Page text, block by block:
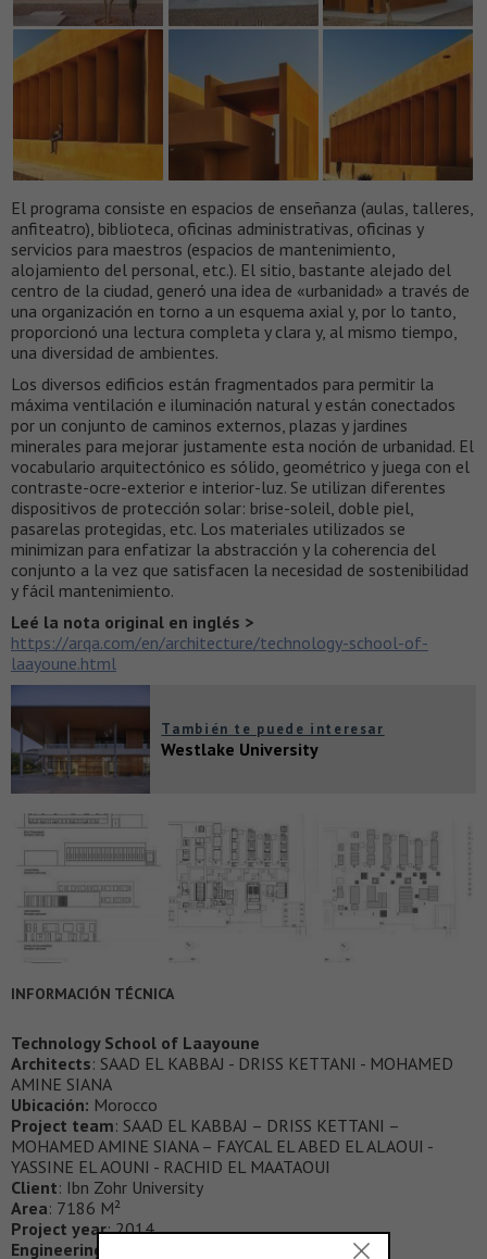
El programa consiste en espacios de enseñanza (aulas, talleres,
anfiteatro), biblioteca, oficinas administrativas, oficinas y
servicios para maestros (espacios de mantenimiento,
alojamiento del personal, etc.). El sitio, bastante alejado del
centro de la ciudad, generó una idea de «urbanidad» a través de
una organización en torno a un esquema axial y, por lo tanto,
proporcionó una lectura completa y clara y, al mismo tiempo,
una diversidad de ambientes.
Los diversos edificios están fragmentados para permitir la
máxima ventilación e iluminación natural y están conectados
por un conjunto de caminos externos, plazas y jardines
minerales para mejorar justamente esta noción de urbanidad. El
vocabulario arquitectónico es sólido, geométrico y juega con el
contraste-ocre-exterior e interior-luz. Se utilizan diferentes
dispositivos de protección solar: brise-soleil, doble piel,
pasarelas protegidas, etc. Los materiales utilizados se
minimizan para enfatizar la abstracción y la coherencia del
conjunto a la vez que satisfacen la necesidad de sostenibilidad
y fácil mantenimiento.
Leé la nota original en inglés >
https://arqa.com/en/architecture/technology-school-of-
laayoune.html
También te puede interesar
Westlake University
INFORMACIÓN TÉCNICA
Technology School of Laayoune
Architects: SAAD EL KABBAJ - DRISS KETTANI - MOHAMED
AMINE SIANA
Ubicación: Morocco
Project team: SAAD EL KABBAJ – DRISS KETTANI –
MOHAMED AMINE SIANA – FAYCAL EL ABED EL ALAOUI -
YASSINE EL AOUNI - RACHID EL MAATAOUI
Client: Ibn Zohr University
Area: 7186 M²
Project year: 2014
Engineering